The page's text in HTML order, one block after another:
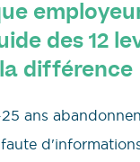
des 12
différence
25 ans